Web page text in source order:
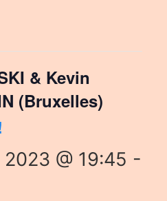
& Kevin
(Bruxelles)
@ 19:45 -